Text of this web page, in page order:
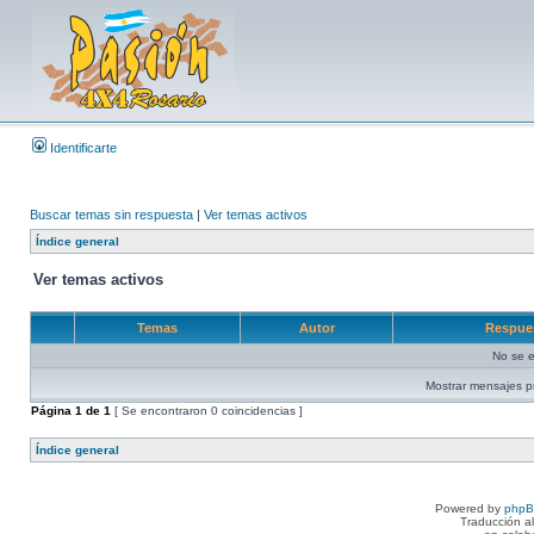
Identificarte
Buscar temas sin respuesta | Ver temas activos
Índice general
Ver temas activos
Temas Autor
No se
Mostrar mensajes
Página 1 de 1 [ Se encontraron 0 coincidencias ]
Índice general
Powered by
Traducción